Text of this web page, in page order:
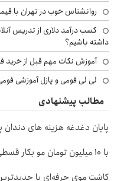
روانشناس خوب در تهران با
کسب درآمد دلاری از تدریس
داشته باشیم؟
آموزش نکات مهم قبل از خرید
لی لی فومی و پازل آموزشی
مطالب پیشنهادی
پایان دغدغه هزینه های
با 10 میلیون تومان مو بکار قسطی پرداختش کن😍
کاشت موی حرفه‌ای با